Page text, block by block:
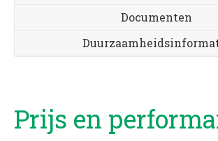
Documenten
Prijs en